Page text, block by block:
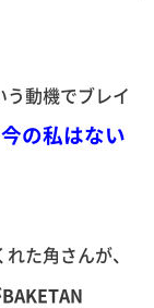
動機でブレイ
今の私はない
れた角さんが、
BAKETAN